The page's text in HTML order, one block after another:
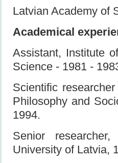
Latvian Academy of
Academical
Assistant, Institute
Science - 1981 -
Scientific
Philosophy and
1994.
Senior
University of Latvia,